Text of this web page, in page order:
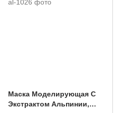
Маска Моделирующая С
Экстрактом Альпинии,